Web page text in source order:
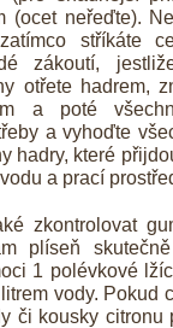
(ocet neřeďte).
stříkáte
zákoutí,
otřete hadrem,
a poté
a vyhoďte
hadry, které
a prací
zkontrolovat
plíseň
1 polévkové
vody. Pokud
či kousky citronu